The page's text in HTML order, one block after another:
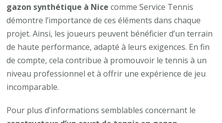
gazon synthétique à Nice comme Service Tennis
démontre l’importance de ces éléments dans chaque
projet. Ainsi, les joueurs peuvent bénéficier d’un terrain
de haute performance, adapté à leurs exigences. En fin
de compte, cela contribue à promouvoir le tennis à un
niveau professionnel et à offrir une expérience de jeu
incomparable.
Pour plus d’informations semblables concernant le